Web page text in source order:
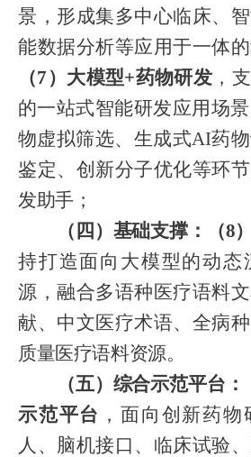
景，形成集多中心临床、
能数据分析等应用于一体
（7）大模型+药物研发 ，
的一站式智能研发应用场
物虚拟筛选、生成式AI药
鉴定、创新分子优化等环
发助手；
（四）基础支撑：（8
持打造面向大模型的动态
源，融合多语种医疗语料
献、中文医疗术语、全病
质量医疗语料资源。
（五）综合示范平台：
示范平台 ，面向创新药
人、脑机接口、临床试验